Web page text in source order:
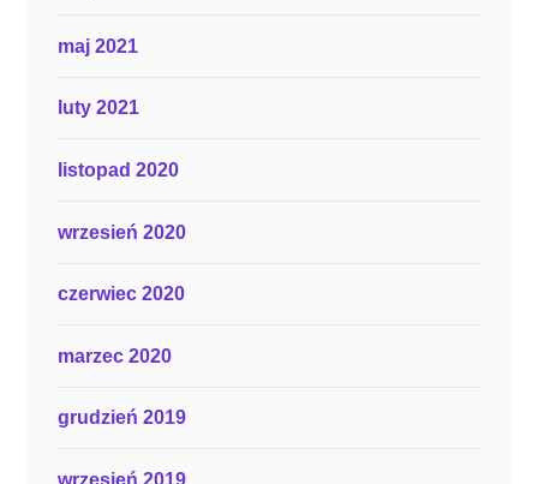
maj 2021
luty 2021
listopad 2020
wrzesień 2020
czerwiec 2020
marzec 2020
grudzień 2019
wrzesień 2019